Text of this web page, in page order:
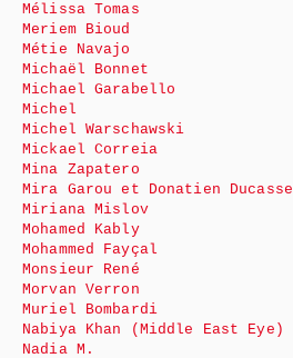
Mélissa Tomas
Meriem Bioud
Métie Navajo
Michaël Bonnet
Michael Garabello
Michel
Michel Warschawski
Mickael Correia
Mina Zapatero
Mira Garou et Donatien Ducasse
Miriana Mislov
Mohamed Kably
Mohammed Fayçal
Monsieur René
Morvan Verron
Muriel Bombardi
Nabiya Khan (Middle East Eye)
Nadia M.